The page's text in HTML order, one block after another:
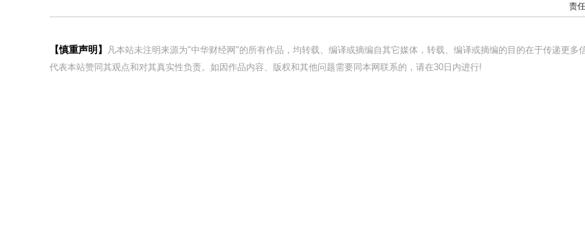
责
【慎重声明】
凡本站未注明来源为"中华财经网"的所有作品，均转载、编译或摘编自其它媒体，转载、编译或摘编的目的在于传递更多
代表本站赞同其观点和对其真实性负责。如因作品内容、版权和其他问题需要同本网联系的，请在30日内进行!